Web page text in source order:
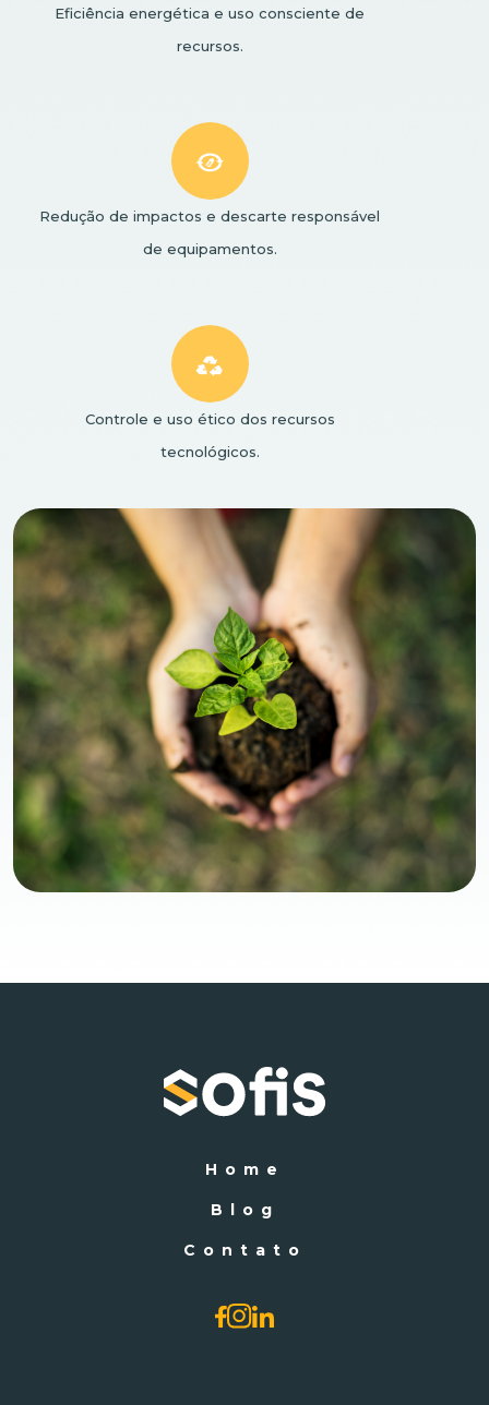
Eficiência energética e uso consciente de
recursos.
Redução de impactos e descarte responsável
de equipamentos.
Controle e uso ético dos recursos
tecnológicos.
Home
Blog
Contato